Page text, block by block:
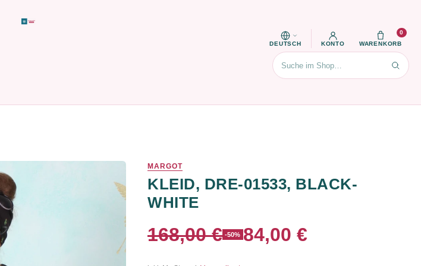
DEUTSCH KONTO WARENKORB
0
Suchen
MARGOT
KLEID, DRE-01533, BLACK-
WHITE
168,00 € -50% 84,00 €